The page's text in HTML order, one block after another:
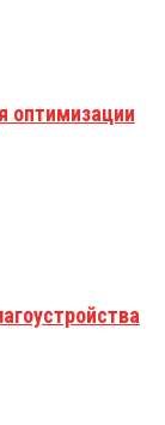
оптимизации